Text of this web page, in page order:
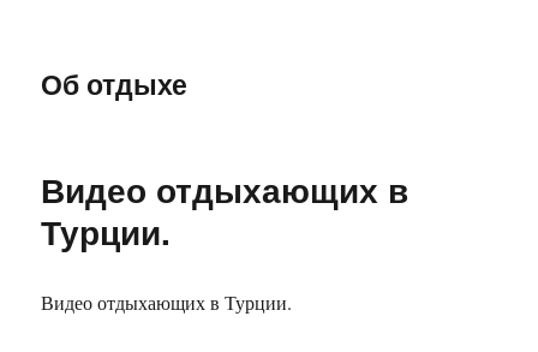
Об отдыхе
Видео отдыхающих в
Турции.
Видео отдыхающих в Турции.